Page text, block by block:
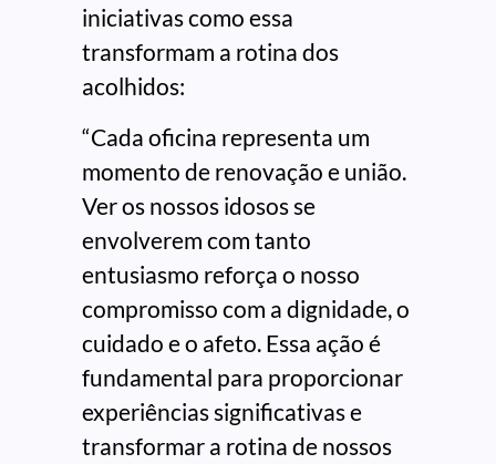
iniciativas como essa
transformam a rotina dos
acolhidos:
“Cada oficina representa um
momento de renovação e união.
Ver os nossos idosos se
envolverem com tanto
entusiasmo reforça o nosso
compromisso com a dignidade, o
cuidado e o afeto. Essa ação é
fundamental para proporcionar
experiências significativas e
transformar a rotina de nossos